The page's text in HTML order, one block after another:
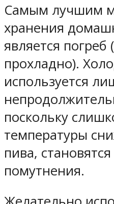
Самым лучшим
хранения
является
прохладно).
используется
поскольку
температуры
пива,
помутнения.